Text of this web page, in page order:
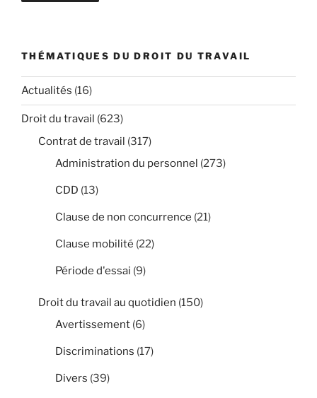
THÉMATIQUES DU DROIT DU TRAVAIL
Actualités (16)
Droit du travail (623)
Contrat de travail (317)
Administration du personnel (273)
CDD (13)
Clause de non concurrence (21)
Clause mobilité (22)
Période d'essai (9)
Droit du travail au quotidien (150)
Avertissement (6)
Discriminations (17)
Divers (39)